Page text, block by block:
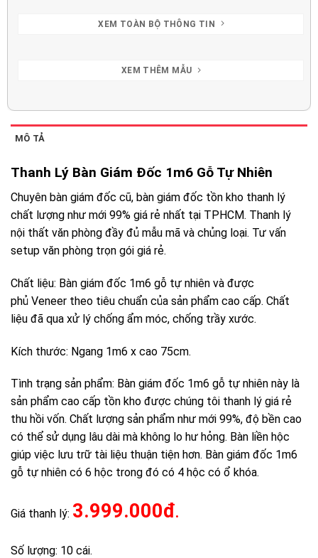
XEM TOÀN BỘ THÔNG TIN
XEM THÊM MẪU
MÔ TẢ
Thanh Lý Bàn Giám Đốc 1m6 Gỗ Tự Nhiên
Chuyên bàn giám đốc cũ, bàn giám đốc tồn kho thanh lý
chất lượng như mới 99% giá rẻ nhất tại TPHCM. Thanh lý
nội thất văn phòng đầy đủ mẫu mã và chủng loại. Tư vấn
setup văn phòng trọn gói giá rẻ.
Chất liệu: Bàn giám đốc 1m6 gỗ tự nhiên và được
phủ Veneer theo tiêu chuẩn của sản phẩm cao cấp. Chất
liệu đã qua xử lý chống ẩm móc, chống trầy xước.
Kích thước: Ngang 1m6 x cao 75cm.
Tình trạng sản phẩm: Bàn giám đốc 1m6 gỗ tự nhiên này là
sản phẩm cao cấp tồn kho được chúng tôi thanh lý giá rẻ
thu hồi vốn. Chất lượng sản phẩm như mới 99%, độ bền cao
có thể sử dụng lâu dài mà không lo hư hỏng. Bàn liền hộc
giúp việc lưu trữ tài liệu thuận tiện hơn. Bàn giám đốc 1m6
gỗ tự nhiên có 6 hộc trong đó có 4 hộc có ổ khóa.
Giá thanh lý: 3.999.000đ.
Số lượng: 10 cái.